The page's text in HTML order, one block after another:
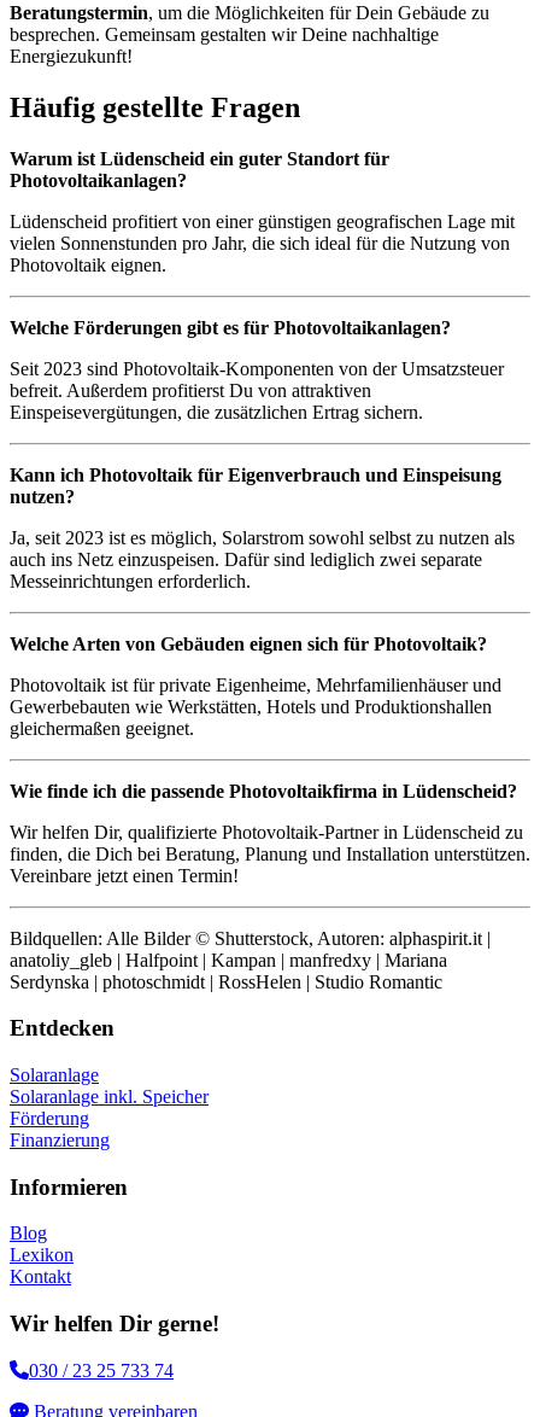
Beratungstermin, um die Möglichkeiten für Dein Gebäude zu
besprechen. Gemeinsam gestalten wir Deine nachhaltige
Energiezukunft!
Häufig gestellte Fragen
Warum ist Lüdenscheid ein guter Standort für
Photovoltaikanlagen?
Lüdenscheid profitiert von einer günstigen geografischen Lage mit
vielen Sonnenstunden pro Jahr, die sich ideal für die Nutzung von
Photovoltaik eignen.
Welche Förderungen gibt es für Photovoltaikanlagen?
Seit 2023 sind Photovoltaik-Komponenten von der Umsatzsteuer
befreit. Außerdem profitierst Du von attraktiven
Einspeisevergütungen, die zusätzlichen Ertrag sichern.
Kann ich Photovoltaik für Eigenverbrauch und Einspeisung
nutzen?
Ja, seit 2023 ist es möglich, Solarstrom sowohl selbst zu nutzen als
auch ins Netz einzuspeisen. Dafür sind lediglich zwei separate
Messeinrichtungen erforderlich.
Welche Arten von Gebäuden eignen sich für Photovoltaik?
Photovoltaik ist für private Eigenheime, Mehrfamilienhäuser und
Gewerbebauten wie Werkstätten, Hotels und Produktionshallen
gleichermaßen geeignet.
Wie finde ich die passende Photovoltaikfirma in Lüdenscheid?
Wir helfen Dir, qualifizierte Photovoltaik-Partner in Lüdenscheid zu
finden, die Dich bei Beratung, Planung und Installation unterstützen.
Vereinbare jetzt einen Termin!
Bildquellen: Alle Bilder © Shutterstock, Autoren: alphaspirit.it |
anatoliy_gleb | Halfpoint | Kampan | manfredxy | Mariana
Serdynska | photoschmidt | RossHelen | Studio Romantic
Entdecken
Solaranlage
Solaranlage inkl. Speicher
Förderung
Finanzierung
Informieren
Blog
Lexikon
Kontakt
Wir helfen Dir gerne!
030 / 23 25 733 74
Beratung vereinbaren